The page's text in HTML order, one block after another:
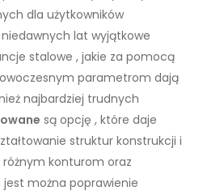
dla użytkowników
lat wyjątkowe
stalowe , jakie za pomocą
parametrom dają
najbardziej trudnych
są opcję , które daje
struktur konstrukcji i
konturom oraz
można poprawienie